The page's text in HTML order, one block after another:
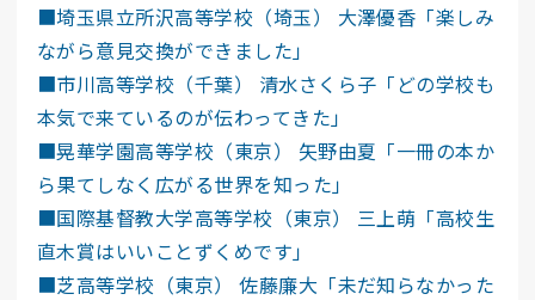
■埼玉県立所沢高等学校（埼玉） 大澤優香「楽しみ
ながら意見交換ができました」
■市川高等学校（千葉） 清水さくら子「どの学校も
本気で来ているのが伝わってきた」
■晃華学園高等学校（東京） 矢野由夏「一冊の本か
ら果てしなく広がる世界を知った」
■国際基督教大学高等学校（東京） 三上萌「高校生
直木賞はいいことずくめです」
■芝高等学校（東京） 佐藤廉大「未だ知らなかった